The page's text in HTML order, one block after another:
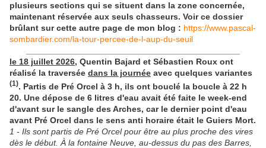
plusieurs sections qui se situent dans la zone concernée,
maintenant réservée aux seuls chasseurs. Voir ce dossier
brûlant sur cette autre page de mon blog : https://www.pascal-
sombardier.com/la-tour-percee-de-l-aup-du-seuil
le 18 juillet 2026, Quentin Bajard et Sébastien Roux ont
réalisé la traversée dans la journée avec quelques variantes
(1). Partis de Pré Orcel à 3 h, ils ont bouclé la boucle à 22 h
20. Une dépose de 6 litres d'eau avait été faite le week-end
d'avant sur le sangle des Arches, car le dernier point d'eau
avant Pré Orcel dans le sens anti horaire était le Guiers Mort.
1 - Ils sont partis de Pré Orcel pour être au plus proche des vires
dès le début. À la fontaine Neuve, au-dessus du pas des Barres,